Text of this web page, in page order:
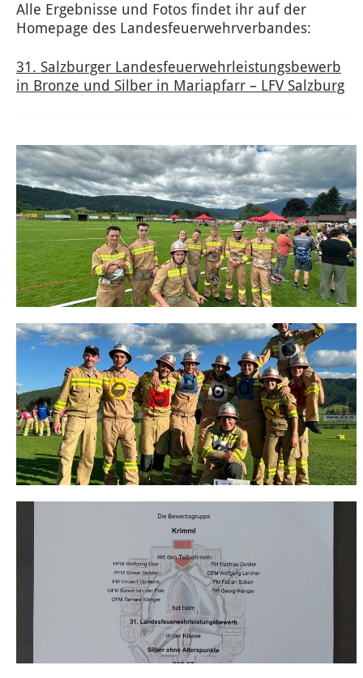
Alle Ergebnisse und Fotos findet ihr auf der
Homepage des Landesfeuerwehrverbandes:
31. Salzburger Landesfeuerwehrleistungsbewerb
in Bronze und Silber in Mariapfarr – LFV Salzburg